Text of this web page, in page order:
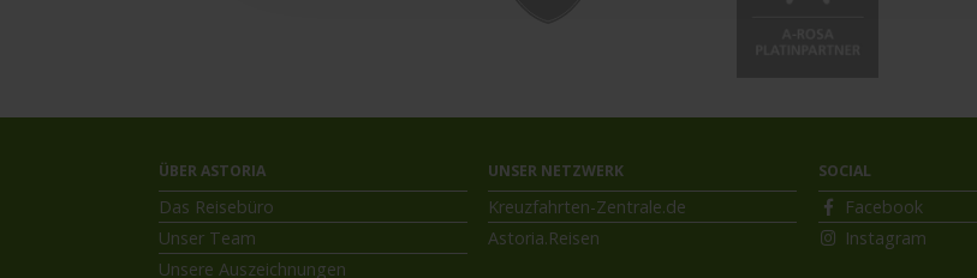
ÜBER ASTORIA
Das Reisebüro
Unser Team
Unsere Auszeichnungen
UNSER NETZWERK
Kreuzfahrten-Zentrale.de
Astoria.Reisen
SOCIAL
Facebook
Instagram